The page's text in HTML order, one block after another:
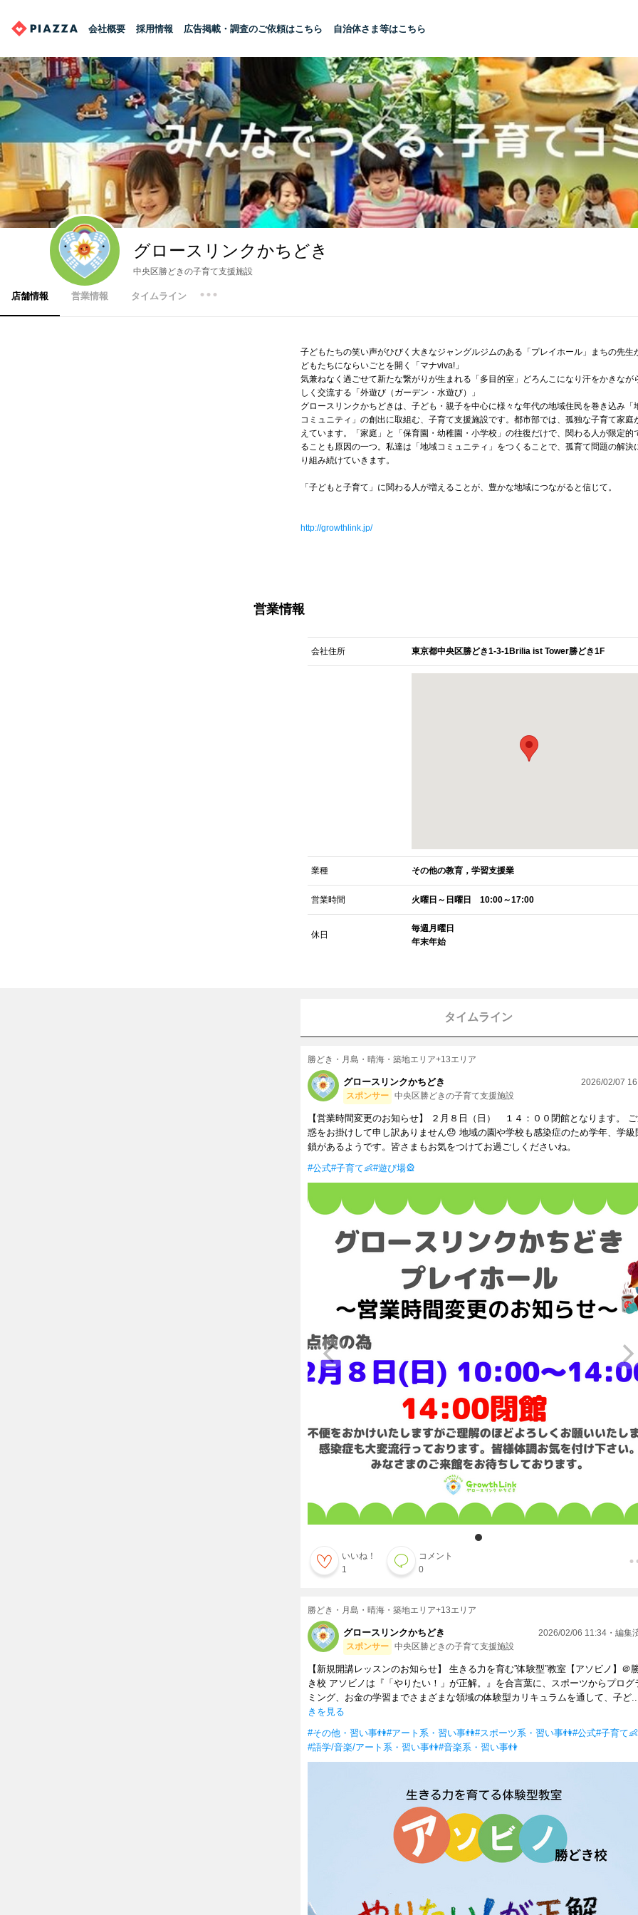
会社概要 採用情報 広告掲載・調査のご依頼はこちら 自治体さま等はこちら
グロースリンクかちどき
中央区勝どきの子育て支援施設
店舗情報 営業情報 タイムライン
子どもたちの笑い声がひびく大きなジャングルジムのある「プレイホール」まちの先生
どもたちにならいごとを開く「マナviva!」
気兼ねなく過ごせて新たな繋がりが生まれる「多目的室」どろんこになり汗をかきなが
しく交流する「外遊び（ガーデン・水遊び）」
グロースリンクかちどきは、子ども・親子を中心に様々な年代の地域住民を巻き込み「
コミュニティ」の創出に取組む、子育て支援施設です。都市部では、孤独な子育て家庭
えています。「家庭」と「保育園・幼稚園・小学校」の往復だけで、関わる人が限定的
ることも原因の一つ。私達は「地域コミュニティ」をつくることで、孤育て問題の解決
り組み続けていきます。
「子どもと子育て」に関わる人が増えることが、豊かな地域につながると信じて。
http://growthlink.jp/
営業情報
会社住所 東京都中央区勝どき1-3-1Brilia ist Tower勝どき1F
業種 その他の教育，学習支援業
営業時間 火曜日～日曜日 10:00～17:00
休日
毎週月曜日
年末年始
タイムライン
勝どき・月島・晴海・築地エリア+13エリア
グロースリンクかちどき
スポンサー 中央区勝どきの子育て支援施設
2026/02/07
【営業時間変更のお知らせ】 ２月８日（日） １４：００閉館となります。
惑をお掛けして申し訳ありません😞 地域の園や学校も感染症のため学年、学級
鎖があるようです。皆さまもお気をつけてお過ごしくださいね。
#公式#子育て👶#遊び場🎡
いいね！
1
コメント
0
勝どき・月島・晴海・築地エリア+13エリア
グロースリンクかちどき
スポンサー 中央区勝どきの子育て支援施設
2026/02/06 11:34・編集
【新規開講レッスンのお知らせ】 生きる力を育む”体験型”教室【アソビノ】＠
き校 アソビノは『「やりたい！」が正解。』を合言葉に、スポーツからプログ
ミング、お金の学習までさまざまな領域の体験型カリキュラムを通して、子ど...
きを見る
#その他・習い事👫#アート系・習い事👫#スポーツ系・習い事👫#公式#子育て👶
#語学/音楽/アート系・習い事👫#音楽系・習い事👫